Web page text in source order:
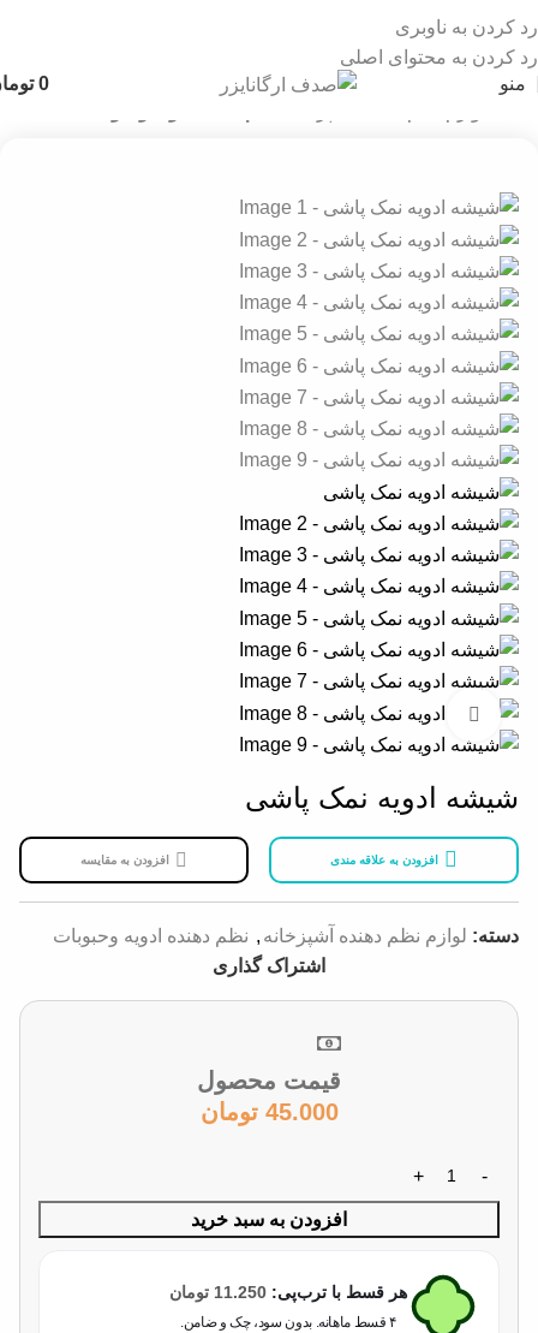
رد کردن به ناوبری
رد کردن به محتوای اصلی
منو
0
بزرگنمایی تصویر
شیشه ادویه نمک پاشی
افزودن به علاقه مندی افزودن به مقایسه
دسته: لوازم نظم دهنده آشپزخانه , نظم دهنده ادویه وحبوبات
اشتراک گذاری
قیمت محصول
45.000 تومان
افزودن به سبد خرید
هر قسط با ترب‌پی: 11.250 تومان
۴ قسط ماهانه. بدون سود، چک و ضامن.